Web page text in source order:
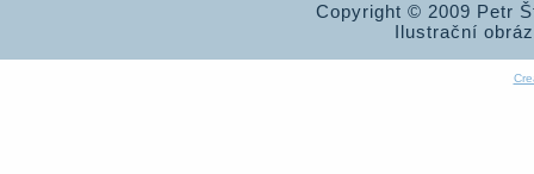
Copyright © 2009 Petr
Ilustrační